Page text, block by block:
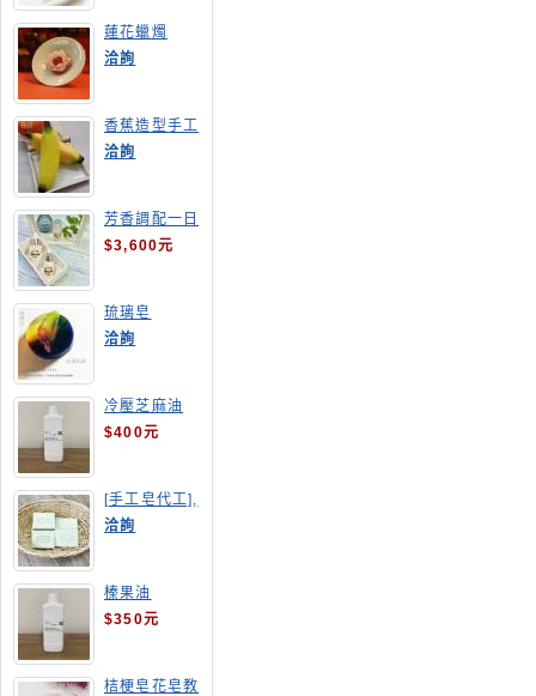
蓮花蠟燭
洽詢
香蕉造型手工
皂
洽詢
芳香調配一日
班
$3,600元
琉璃皂
洽詢
冷壓芝麻油
$400元
[手工皂代工],
酪梨手工皂
洽詢
榛果油
$350元
桔梗皂花皂教